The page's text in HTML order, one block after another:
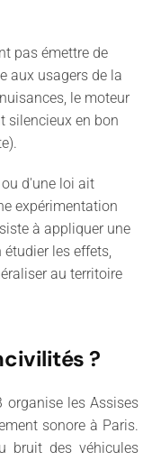
pas émettre de
aux usagers de la
le moteur
silencieux en bon
d'une loi ait
expérimentation
à appliquer une
étudier les effets,
au territoire
?
organise les Assises
sonore à Paris.
bruit des véhicules